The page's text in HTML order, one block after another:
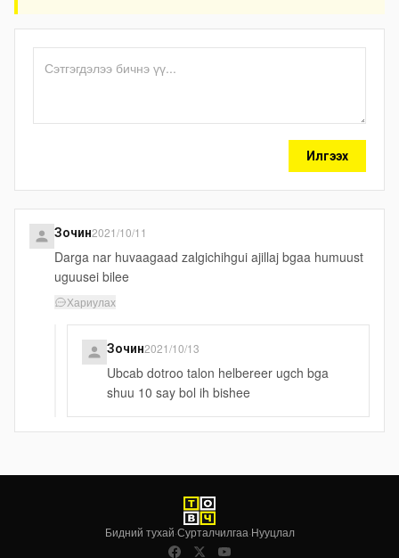
Илгээх
Зочин2021/10/11
Darga nar huvaagaad zalgichihgui ajillaj bgaa humuust
uguusei bilee
Хариулах
Зочин2021/10/13
Ubcab dotroo talon helbereer ugch bga
shuu 10 say bol ih bishee
Бидний тухай·Сурталчилгаа·Нууцлал